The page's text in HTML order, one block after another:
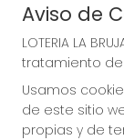
Aviso de
LOTERIA LA
tratamiento
Usamos
de este sitio
propias y de